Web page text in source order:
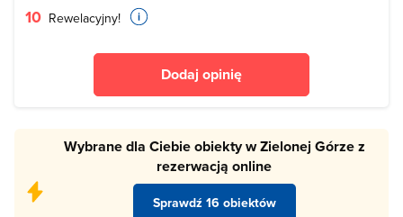
10 Rewelacyjny!
Dodaj opinię
Wybrane dla Ciebie obiekty w Zielonej Górze z
rezerwacją online
Sprawdź 16 obiektów